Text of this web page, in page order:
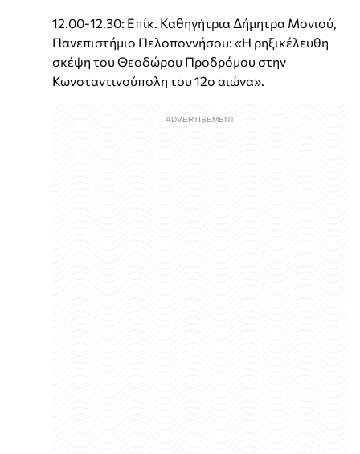
12.00-12.30: Επίκ. Καθηγήτρια Δήμητρα Μονιού,
Πανεπιστήμιο Πελοποννήσου: «Η ρηξικέλευθη
σκέψη του Θεοδώρου Προδρόμου στην
Κωνσταντινούπολη του 12ο αιώνα».